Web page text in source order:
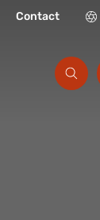
Formations
Contact